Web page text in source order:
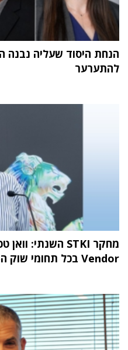
הנחת היסוד שעליה נבנה
להתערער
Vendor בכל תחומי שוק ה-IT